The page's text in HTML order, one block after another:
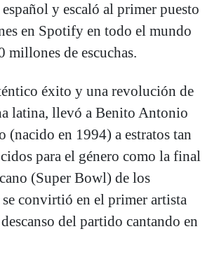
y escaló al primer puesto
en Spotify en todo el mundo
millones de escuchas.
éxito y una revolución de
latina, llevó a Benito Antonio
(nacido en 1994) a estratos tan
para el género como la final
(Super Bowl) de los
convirtió en el primer artista
del partido cantando en